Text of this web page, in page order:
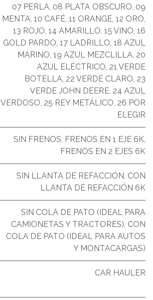
07 PERLA, 08 PLATA OBSCURO, 09
MENTA, 10 CAFÉ, 11 ORANGE, 12 ORO,
13 ROJO, 14 AMARILLO, 15 VINO, 16
GOLD PARDO, 17 LADRILLO, 18 AZUL
MARINO, 19 AZUL MEZCLILLA, 20
AZUL ELÉCTRICO, 21 VERDE
BOTELLA, 22 VERDE CLARO, 23
VERDE JOHN DEERE, 24 AZUL
VERDOSO, 25 REY METÁLICO, 26 POR
ELEGIR
SIN FRENOS, FRENOS EN 1 EJE 6K,
FRENOS EN 2 EJES 6K
SIN LLANTA DE REFACCIÓN, CON
LLANTA DE REFACCIÓN 6K
SIN COLA DE PATO (IDEAL PARA
CAMIONETAS Y TRACTORES), CON
COLA DE PATO (IDEAL PARA AUTOS
Y MONTACARGAS)
CAR HAULER